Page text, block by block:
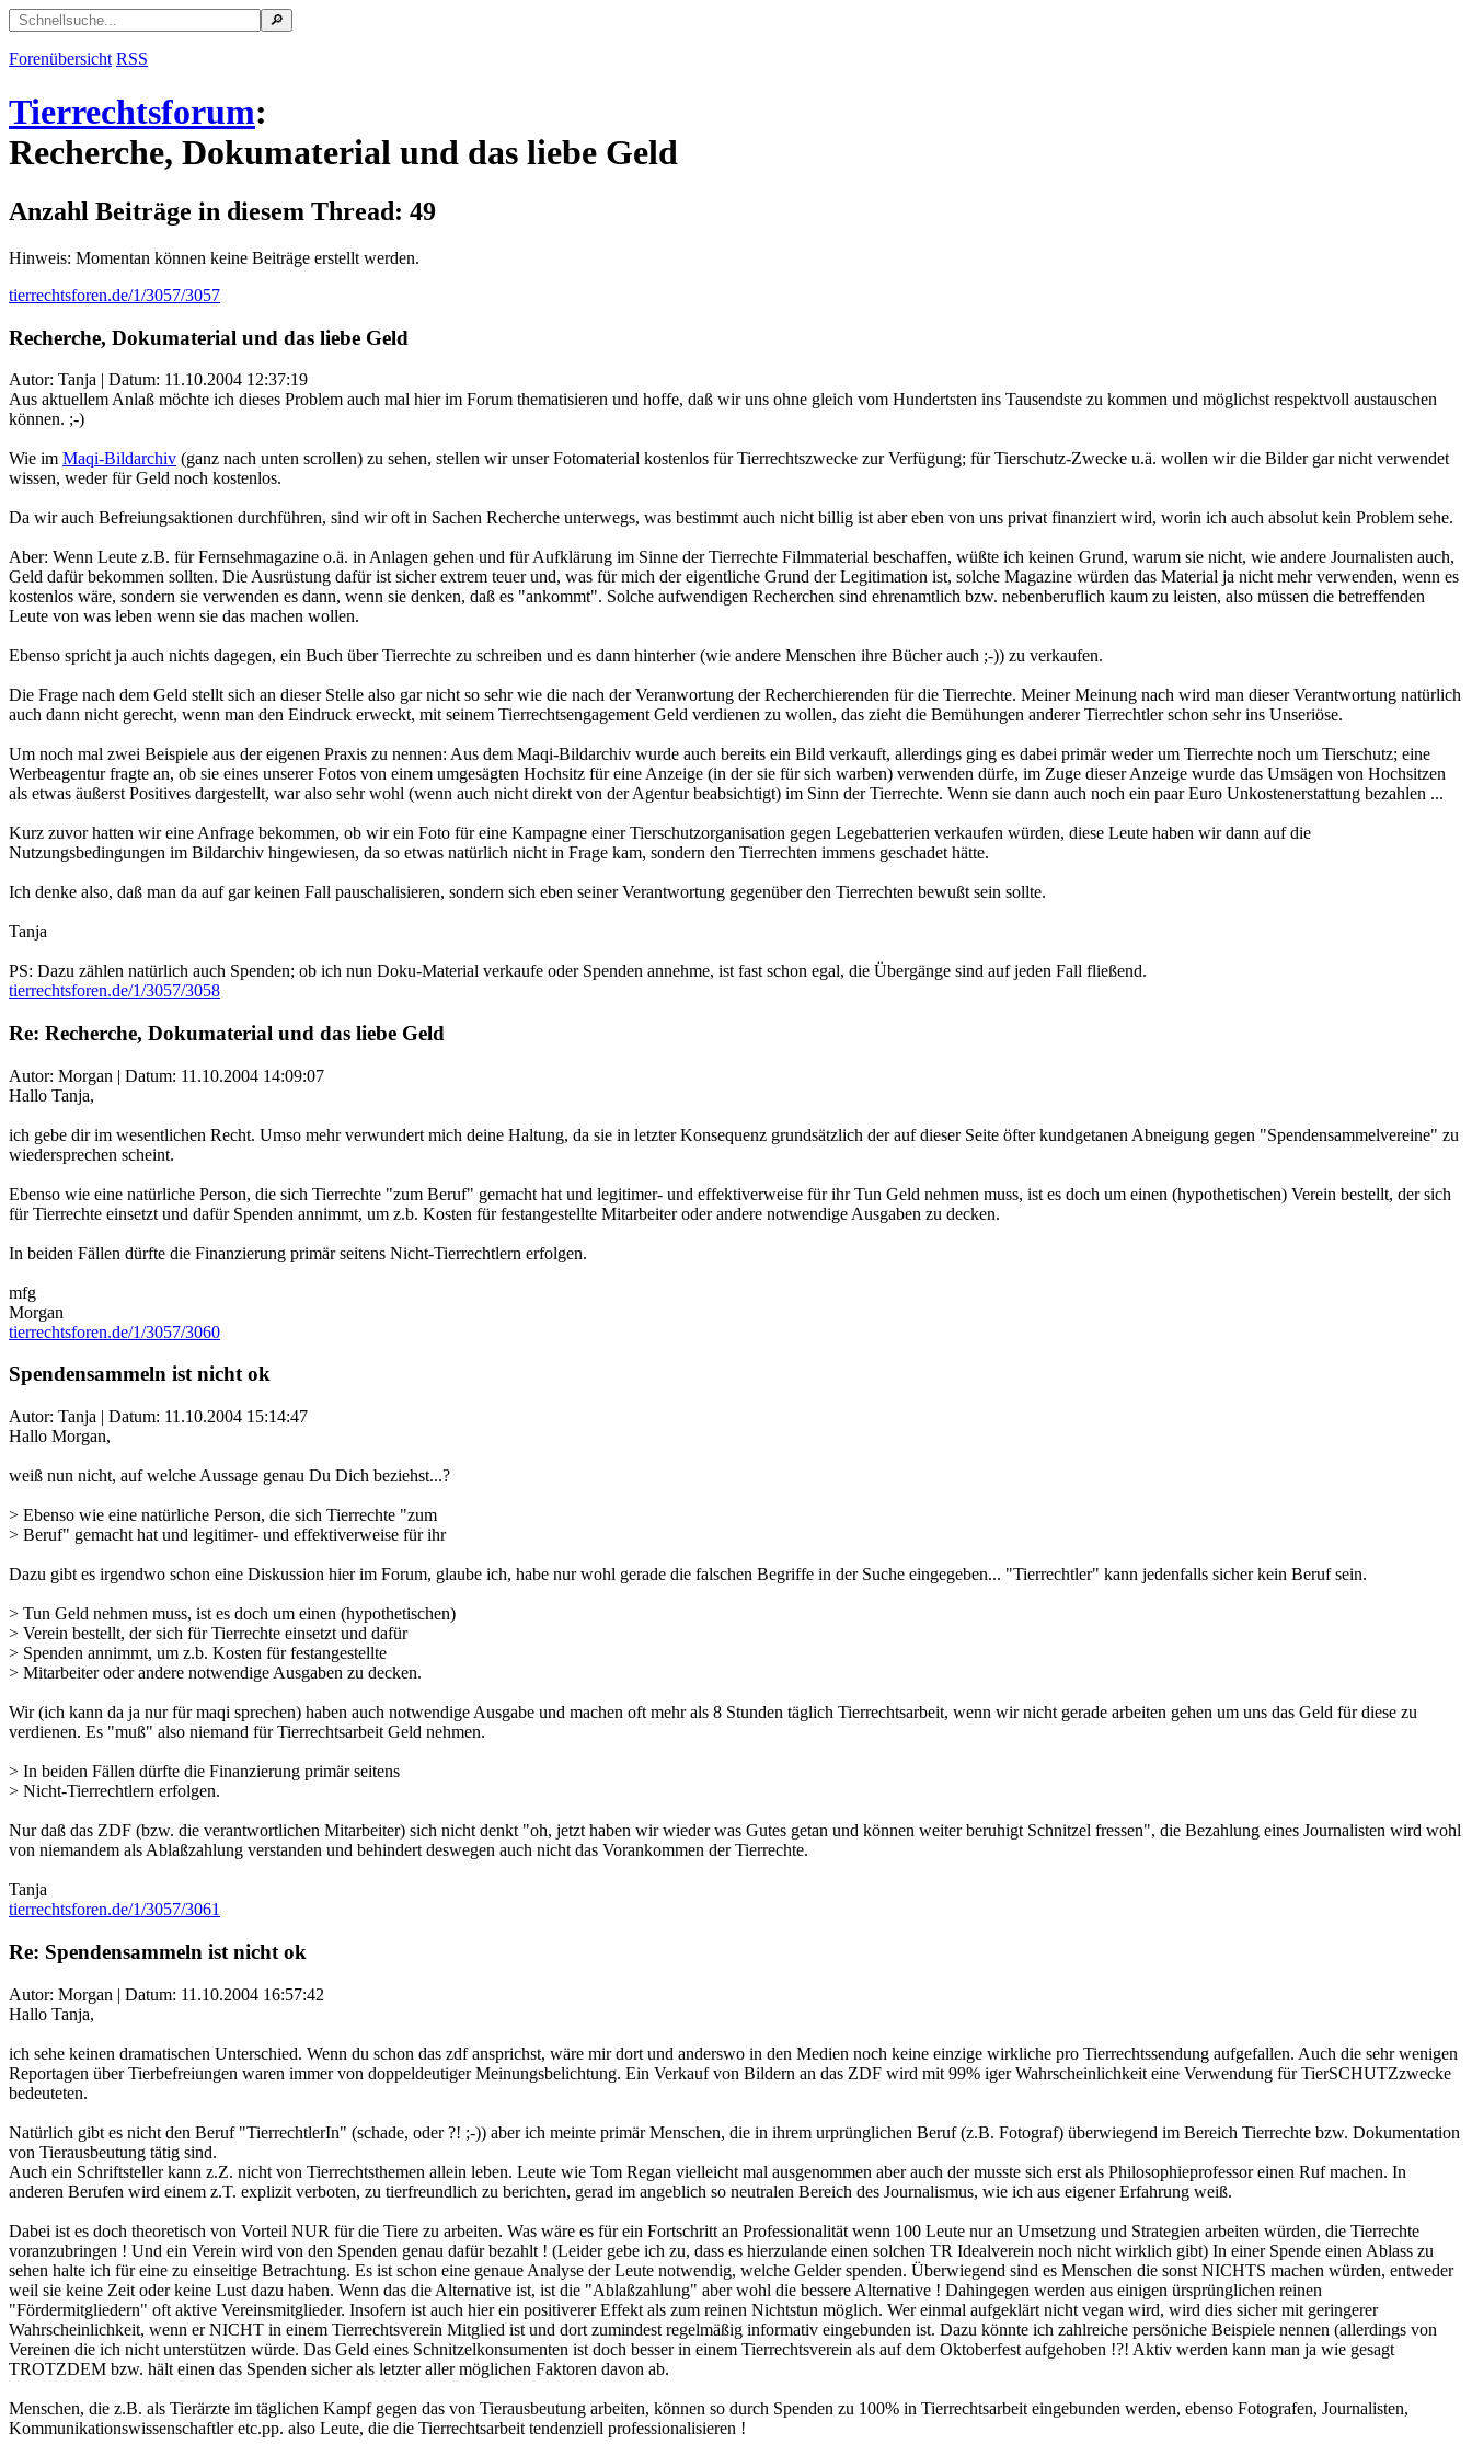
Forenübersicht RSS
Tierrechtsforum:
Recherche, Dokumaterial und das liebe Geld
Anzahl Beiträge in diesem Thread: 49
Hinweis: Momentan können keine Beiträge erstellt werden.
tierrechtsforen.de/1/3057/3057
Recherche, Dokumaterial und das liebe Geld
Autor: Tanja | Datum: 11.10.2004 12:37:19
Aus aktuellem Anlaß möchte ich dieses Problem auch mal hier im Forum thematisieren und hoffe, daß wir uns ohne gleich vom Hundertsten ins Tausendste zu kommen und möglichst respektvoll austauschen
können. ;-)
Wie im Maqi-Bildarchiv (ganz nach unten scrollen) zu sehen, stellen wir unser Fotomaterial kostenlos für Tierrechtszwecke zur Verfügung; für Tierschutz-Zwecke u.ä. wollen wir die Bilder gar nicht verwendet
wissen, weder für Geld noch kostenlos.
Da wir auch Befreiungsaktionen durchführen, sind wir oft in Sachen Recherche unterwegs, was bestimmt auch nicht billig ist aber eben von uns privat finanziert wird, worin ich auch absolut kein Problem sehe.
Aber: Wenn Leute z.B. für Fernsehmagazine o.ä. in Anlagen gehen und für Aufklärung im Sinne der Tierrechte Filmmaterial beschaffen, wüßte ich keinen Grund, warum sie nicht, wie andere Journalisten auch,
Geld dafür bekommen sollten. Die Ausrüstung dafür ist sicher extrem teuer und, was für mich der eigentliche Grund der Legitimation ist, solche Magazine würden das Material ja nicht mehr verwenden, wenn es
kostenlos wäre, sondern sie verwenden es dann, wenn sie denken, daß es "ankommt". Solche aufwendigen Recherchen sind ehrenamtlich bzw. nebenberuflich kaum zu leisten, also müssen die betreffenden
Leute von was leben wenn sie das machen wollen.
Ebenso spricht ja auch nichts dagegen, ein Buch über Tierrechte zu schreiben und es dann hinterher (wie andere Menschen ihre Bücher auch ;-)) zu verkaufen.
Die Frage nach dem Geld stellt sich an dieser Stelle also gar nicht so sehr wie die nach der Veranwortung der Recherchierenden für die Tierrechte. Meiner Meinung nach wird man dieser Verantwortung natürlich
auch dann nicht gerecht, wenn man den Eindruck erweckt, mit seinem Tierrechtsengagement Geld verdienen zu wollen, das zieht die Bemühungen anderer Tierrechtler schon sehr ins Unseriöse.
Um noch mal zwei Beispiele aus der eigenen Praxis zu nennen: Aus dem Maqi-Bildarchiv wurde auch bereits ein Bild verkauft, allerdings ging es dabei primär weder um Tierrechte noch um Tierschutz; eine
Werbeagentur fragte an, ob sie eines unserer Fotos von einem umgesägten Hochsitz für eine Anzeige (in der sie für sich warben) verwenden dürfe, im Zuge dieser Anzeige wurde das Umsägen von Hochsitzen
als etwas äußerst Positives dargestellt, war also sehr wohl (wenn auch nicht direkt von der Agentur beabsichtigt) im Sinn der Tierrechte. Wenn sie dann auch noch ein paar Euro Unkostenerstattung bezahlen ...
Kurz zuvor hatten wir eine Anfrage bekommen, ob wir ein Foto für eine Kampagne einer Tierschutzorganisation gegen Legebatterien verkaufen würden, diese Leute haben wir dann auf die
Nutzungsbedingungen im Bildarchiv hingewiesen, da so etwas natürlich nicht in Frage kam, sondern den Tierrechten immens geschadet hätte.
Ich denke also, daß man da auf gar keinen Fall pauschalisieren, sondern sich eben seiner Verantwortung gegenüber den Tierrechten bewußt sein sollte.
Tanja
PS: Dazu zählen natürlich auch Spenden; ob ich nun Doku-Material verkaufe oder Spenden annehme, ist fast schon egal, die Übergänge sind auf jeden Fall fließend.
tierrechtsforen.de/1/3057/3058
Re: Recherche, Dokumaterial und das liebe Geld
Autor: Morgan | Datum: 11.10.2004 14:09:07
Hallo Tanja,
ich gebe dir im wesentlichen Recht. Umso mehr verwundert mich deine Haltung, da sie in letzter Konsequenz grundsätzlich der auf dieser Seite öfter kundgetanen Abneigung gegen "Spendensammelvereine" zu
wiedersprechen scheint.
Ebenso wie eine natürliche Person, die sich Tierrechte "zum Beruf" gemacht hat und legitimer- und effektiverweise für ihr Tun Geld nehmen muss, ist es doch um einen (hypothetischen) Verein bestellt, der sich
für Tierrechte einsetzt und dafür Spenden annimmt, um z.b. Kosten für festangestellte Mitarbeiter oder andere notwendige Ausgaben zu decken.
In beiden Fällen dürfte die Finanzierung primär seitens Nicht-Tierrechtlern erfolgen.
mfg
Morgan
tierrechtsforen.de/1/3057/3060
Spendensammeln ist nicht ok
Autor: Tanja | Datum: 11.10.2004 15:14:47
Hallo Morgan,
weiß nun nicht, auf welche Aussage genau Du Dich beziehst...?
> Ebenso wie eine natürliche Person, die sich Tierrechte "zum
> Beruf" gemacht hat und legitimer- und effektiverweise für ihr
Dazu gibt es irgendwo schon eine Diskussion hier im Forum, glaube ich, habe nur wohl gerade die falschen Begriffe in der Suche eingegeben... "Tierrechtler" kann jedenfalls sicher kein Beruf sein.
> Tun Geld nehmen muss, ist es doch um einen (hypothetischen)
> Verein bestellt, der sich für Tierrechte einsetzt und dafür
> Spenden annimmt, um z.b. Kosten für festangestellte
> Mitarbeiter oder andere notwendige Ausgaben zu decken.
Wir (ich kann da ja nur für maqi sprechen) haben auch notwendige Ausgabe und machen oft mehr als 8 Stunden täglich Tierrechtsarbeit, wenn wir nicht gerade arbeiten gehen um uns das Geld für diese zu
verdienen. Es "muß" also niemand für Tierrechtsarbeit Geld nehmen.
> In beiden Fällen dürfte die Finanzierung primär seitens
> Nicht-Tierrechtlern erfolgen.
Nur daß das ZDF (bzw. die verantwortlichen Mitarbeiter) sich nicht denkt "oh, jetzt haben wir wieder was Gutes getan und können weiter beruhigt Schnitzel fressen", die Bezahlung eines Journalisten wird wohl
von niemandem als Ablaßzahlung verstanden und behindert deswegen auch nicht das Vorankommen der Tierrechte.
Tanja
tierrechtsforen.de/1/3057/3061
Re: Spendensammeln ist nicht ok
Autor: Morgan | Datum: 11.10.2004 16:57:42
Hallo Tanja,
ich sehe keinen dramatischen Unterschied. Wenn du schon das zdf ansprichst, wäre mir dort und anderswo in den Medien noch keine einzige wirkliche pro Tierrechtssendung aufgefallen. Auch die sehr wenigen
Reportagen über Tierbefreiungen waren immer von doppeldeutiger Meinungsbelichtung. Ein Verkauf von Bildern an das ZDF wird mit 99% iger Wahrscheinlichkeit eine Verwendung für TierSCHUTZzwecke
bedeuteten.
Natürlich gibt es nicht den Beruf "TierrechtlerIn" (schade, oder ?! ;-)) aber ich meinte primär Menschen, die in ihrem urprünglichen Beruf (z.B. Fotograf) überwiegend im Bereich Tierrechte bzw. Dokumentation
von Tierausbeutung tätig sind.
Auch ein Schriftsteller kann z.Z. nicht von Tierrechtsthemen allein leben. Leute wie Tom Regan vielleicht mal ausgenommen aber auch der musste sich erst als Philosophieprofessor einen Ruf machen. In
anderen Berufen wird einem z.T. explizit verboten, zu tierfreundlich zu berichten, gerad im angeblich so neutralen Bereich des Journalismus, wie ich aus eigener Erfahrung weiß.
Dabei ist es doch theoretisch von Vorteil NUR für die Tiere zu arbeiten. Was wäre es für ein Fortschritt an Professionalität wenn 100 Leute nur an Umsetzung und Strategien arbeiten würden, die Tierrechte
voranzubringen ! Und ein Verein wird von den Spenden genau dafür bezahlt ! (Leider gebe ich zu, dass es hierzulande einen solchen TR Idealverein noch nicht wirklich gibt) In einer Spende einen Ablass zu
sehen halte ich für eine zu einseitige Betrachtung. Es ist schon eine genaue Analyse der Leute notwendig, welche Gelder spenden. Überwiegend sind es Menschen die sonst NICHTS machen würden, entweder
weil sie keine Zeit oder keine Lust dazu haben. Wenn das die Alternative ist, ist die "Ablaßzahlung" aber wohl die bessere Alternative ! Dahingegen werden aus einigen ürsprünglichen reinen
"Fördermitgliedern" oft aktive Vereinsmitglieder. Insofern ist auch hier ein positiverer Effekt als zum reinen Nichtstun möglich. Wer einmal aufgeklärt nicht vegan wird, wird dies sicher mit geringerer
Wahrscheinlichkeit, wenn er NICHT in einem Tierrechtsverein Mitglied ist und dort zumindest regelmäßig informativ eingebunden ist. Dazu könnte ich zahlreiche persöniche Beispiele nennen (allerdings von
Vereinen die ich nicht unterstützen würde. Das Geld eines Schnitzelkonsumenten ist doch besser in einem Tierrechtsverein als auf dem Oktoberfest aufgehoben !?! Aktiv werden kann man ja wie gesagt
TROTZDEM bzw. hält einen das Spenden sicher als letzter aller möglichen Faktoren davon ab.
Menschen, die z.B. als Tierärzte im täglichen Kampf gegen das von Tierausbeutung arbeiten, können so durch Spenden zu 100% in Tierrechtsarbeit eingebunden werden, ebenso Fotografen, Journalisten,
Kommunikationswissenschaftler etc.pp. also Leute, die die Tierrechtsarbeit tendenziell professionalisieren !